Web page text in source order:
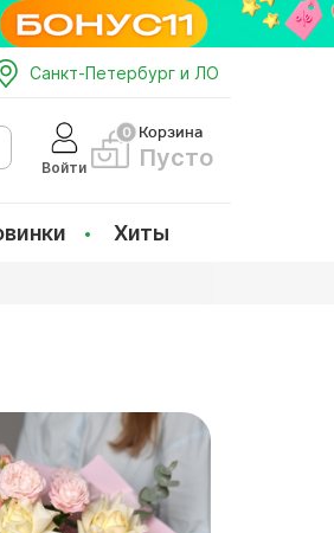
Санкт-Петербург и ЛО
Войти
Корзина
Пусто
Хиты